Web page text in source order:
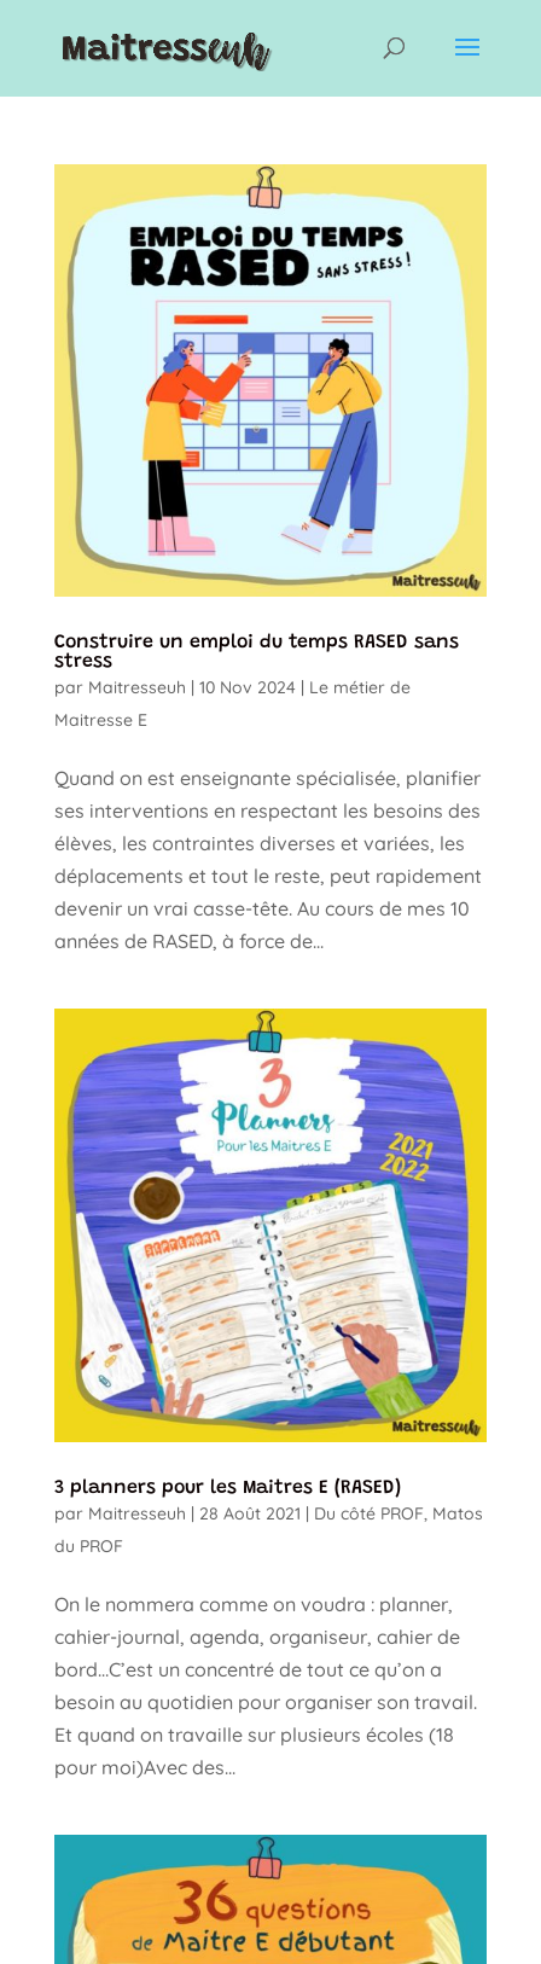
Construire un emploi du temps RASED sans
stress
par Maitresseuh 10 Nov 2024| Le métier de
Maitresse E
Quand on est enseignante spécialisée, planifier
ses interventions en respectant les besoins des
élèves, les contraintes diverses et variées, les
déplacements et tout le reste, peut rapidement
devenir un vrai casse-tête. Au cours de mes 10
années de RASED, à force de...
3 planners pour les Maitres E (RASED)
par Maitresseuh | 28 Août 2021 | Du côté PROF, Matos
du PROF
On le nommera comme on voudra : planner,
cahier-journal, agenda, organiseur, cahier de
bord…C’est un concentré de tout ce qu’on a
besoin au quotidien pour organiser son travail.
Et quand on travaille sur plusieurs écoles (18
pour moi)Avec des...